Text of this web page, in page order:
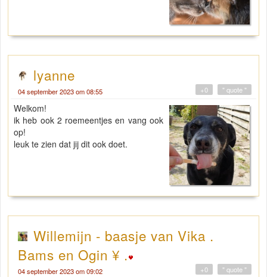
lyanne
04 september 2023 om 08:55 " quote "
+0
Welkom!
ik heb ook 2 roemeentjes en vang ook
op!
leuk te zien dat jij dit ook doet.
Willemijn - baasje van Vika .
Bams en Ogin ¥ .
04 september 2023 om 09:02 " quote "
+0